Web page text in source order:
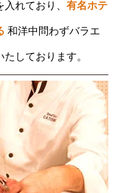
れており、 有名ホテ
和洋中問わずバラエ
しております。